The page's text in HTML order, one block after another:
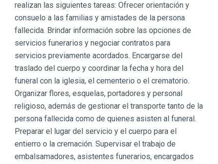
realizan las siguientes tareas: Ofrecer orientación y
consuelo a las familias y amistades de la persona
fallecida. Brindar información sobre las opciones de
servicios funerarios y negociar contratos para
servicios previamente acordados. Encargarse del
traslado del cuerpo y coordinar la fecha y hora del
funeral con la iglesia, el cementerio o el crematorio.
Organizar flores, esquelas, portadores y personal
religioso, además de gestionar el transporte tanto de la
persona fallecida como de quienes asisten al funeral.
Preparar el lugar del servicio y el cuerpo para el
entierro o la cremación. Supervisar el trabajo de
embalsamadores, asistentes funerarios, encargados